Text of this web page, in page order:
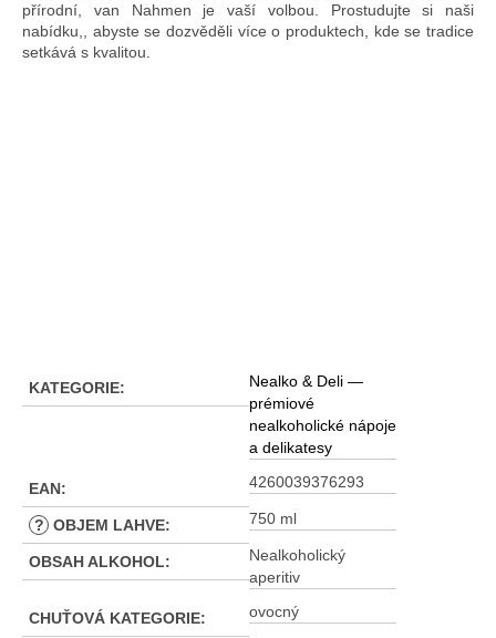
přírodní, van Nahmen je vaší volbou. Prostudujte si naši
nabídku,, abyste se dozvěděli více o produktech, kde se tradice
setkává s kvalitou.
KATEGORIE:
Nealko & Deli —
prémiové
nealkoholické nápoje
a delikatesy
EAN: 4260039376293
? OBJEM LAHVE: 750 ml
OBSAH ALKOHOL:
Nealkoholický
aperitiv
CHUŤOVÁ KATEGORIE: ovocný